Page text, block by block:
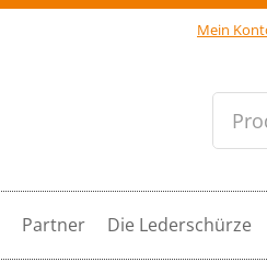
Mein
Partner Die Lederschürze